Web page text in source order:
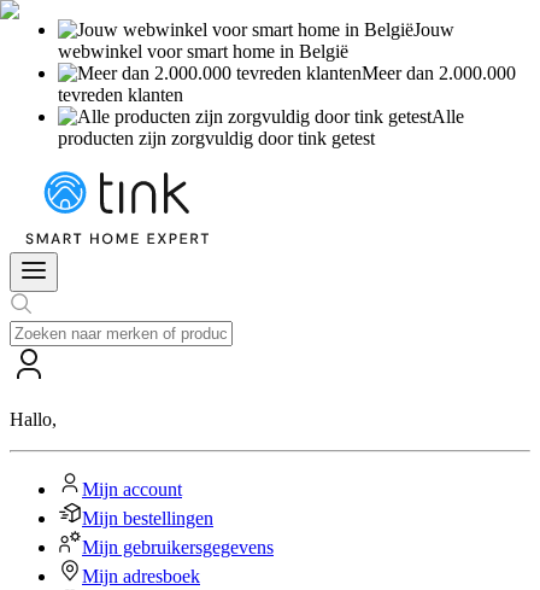
Jouw
webwinkel voor smart home in België
Meer dan 2.000.000
tevreden klanten
Alle
producten zijn zorgvuldig door tink getest
Hallo,
Mijn account
Mijn bestellingen
Mijn gebruikersgegevens
Mijn adresboek